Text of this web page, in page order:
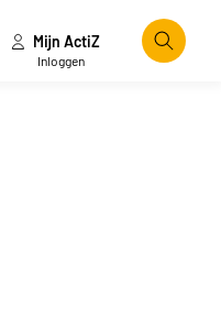
Mijn ActiZ
Inloggen